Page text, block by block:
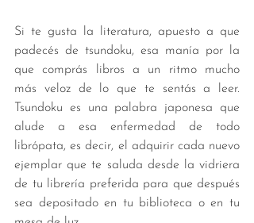
Si te gusta la literatura, apuesto a que
padecés de tsundoku, esa manía por la
que comprás libros a un ritmo mucho
más veloz de lo que te sentás a leer.
Tsundoku es una palabra japonesa que
alude a esa enfermedad de todo
librópata, es decir, el adquirir cada nuevo
ejemplar que te saluda desde la vidriera
de tu librería preferida para que después
sea depositado en tu biblioteca o en tu